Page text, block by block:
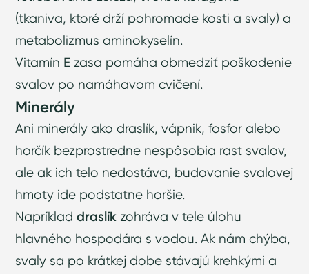
(tkaniva, ktoré drží pohromade kosti a svaly) a
metabolizmus aminokyselín.
Vitamín E zasa pomáha obmedziť poškodenie
svalov po namáhavom cvičení.
Minerály
Ani minerály ako draslík, vápnik, fosfor alebo
horčík bezprostredne nespôsobia rast svalov,
ale ak ich telo nedostáva, budovanie svalovej
hmoty ide podstatne horšie.
Napríkladdraslík zohráva v tele úlohu
hlavného hospodára s vodou. Ak nám chýba,
svaly sa po krátkej dobe stávajú krehkými a